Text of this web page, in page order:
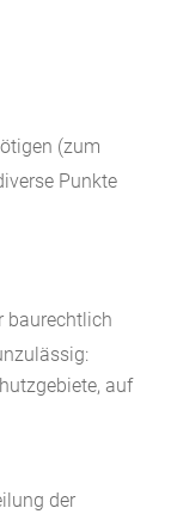
(zum
Punkte
baurechtlich
auf
der